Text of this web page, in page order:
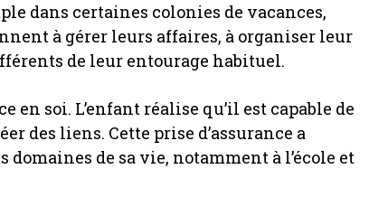
dans certaines colonies de vacances,
à gérer leurs affaires, à organiser leur
de leur entourage habituel.
soi. L’enfant réalise qu’il est capable de
des liens. Cette prise d’assurance a
de sa vie, notamment à l’école et